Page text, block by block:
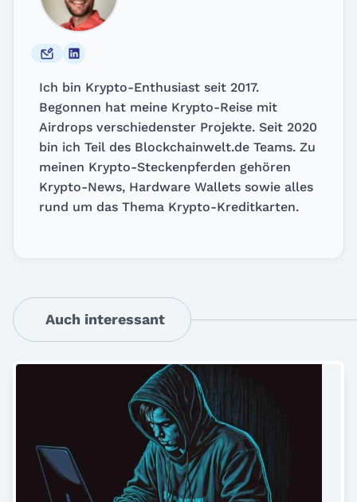
Ich bin Krypto-Enthusiast seit 2017.
Begonnen hat meine Krypto-Reise mit
Airdrops verschiedenster Projekte. Seit 2020
bin ich Teil des Blockchainwelt.de Teams. Zu
meinen Krypto-Steckenpferden gehören
Krypto-News, Hardware Wallets sowie alles
rund um das Thema Krypto-Kreditkarten.
Auch interessant